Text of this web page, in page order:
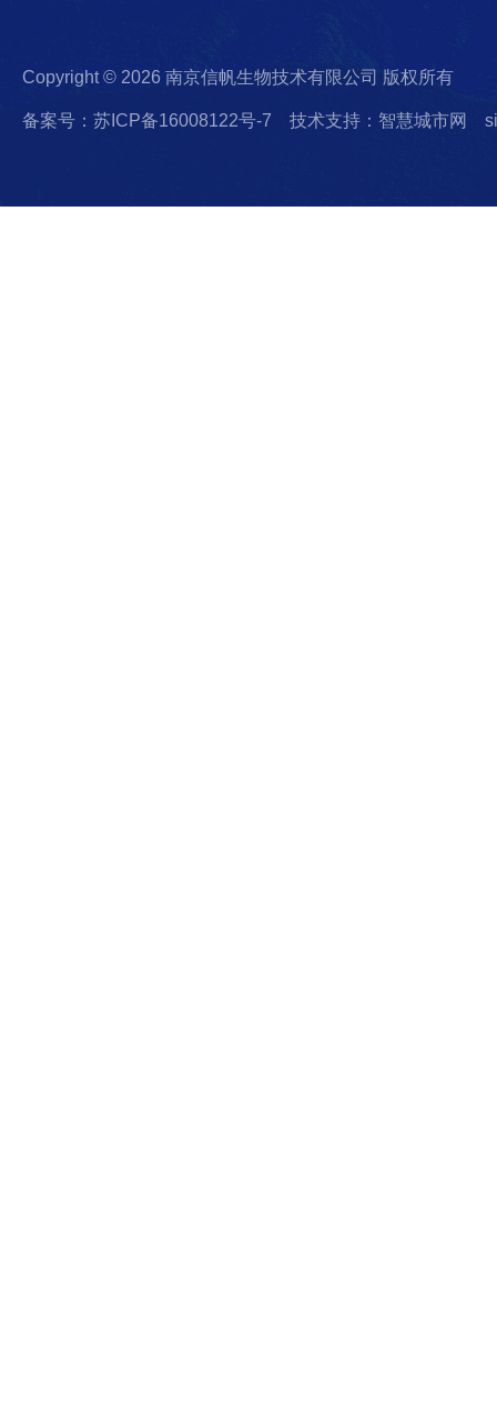
Copyright © 2026 南京信帆生物技术有限公司 版权所有
备案号：苏ICP备16008122号-7 技术支持：智慧城市网